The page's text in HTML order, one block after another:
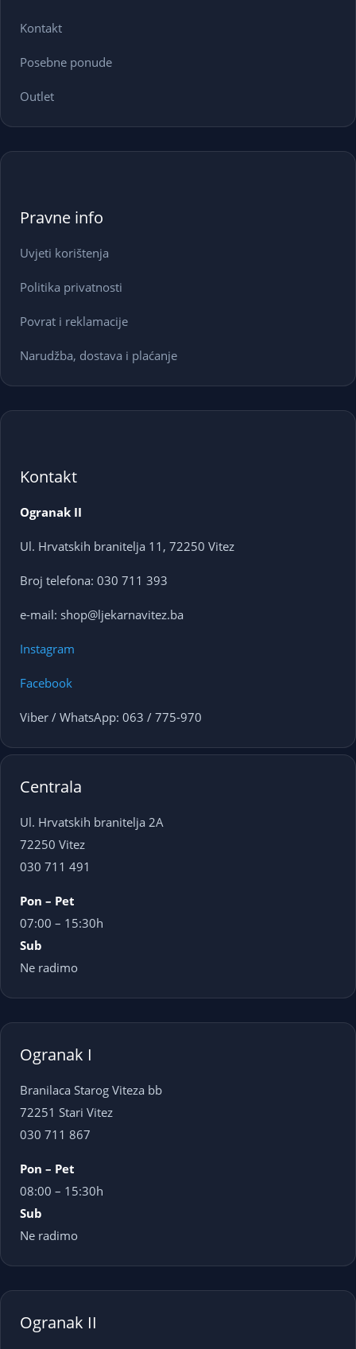
Kontakt
Posebne ponude
Outlet
Pravne info
Uvjeti korištenja
Politika privatnosti
Povrat i reklamacije
Narudžba, dostava i plaćanje
Kontakt
Ogranak II
Ul. Hrvatskih branitelja 11, 72250 Vitez
Broj telefona: 030 711 393
e-mail: shop@ljekarnavitez.ba
Instagram
Facebook
Viber / WhatsApp: 063 / 775-970
Centrala
Ul. Hrvatskih branitelja 2A
72250 Vitez
030 711 491
Pon – Pet
07:00 – 15:30h
Sub
Ne radimo
Ogranak I
Branilaca Starog Viteza bb
72251 Stari Vitez
030 711 867
Pon – Pet
08:00 – 15:30h
Sub
Ne radimo
Ogranak II